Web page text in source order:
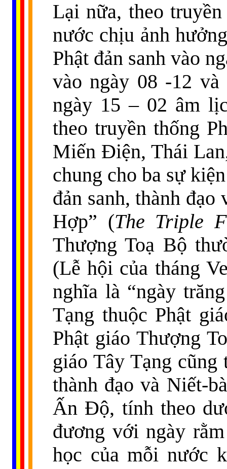
Lại nữa, theo
nước chịu ảnh
Phật đản sanh vào
vào ngày 08 -12
ngày 15 – 02 âm
theo truyền thống
Miến Điện, Thái
chung cho ba sự
đản sanh, thành
Hợp” (The Triple
Thượng Toạ Bộ
(Lễ hội của tháng
nghĩa là “ngày
Tạng thuộc Phật
Phật giáo Thượng
giáo Tây Tạng cũng
thành đạo và Niết-
Ấn Độ, tính theo
đương với ngày
học của mỗi nước